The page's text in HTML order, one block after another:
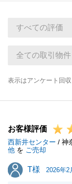
表示はアンケート回
お客様評価
西新井センター / 神
他 を ご売却
T様
T様 2026年2